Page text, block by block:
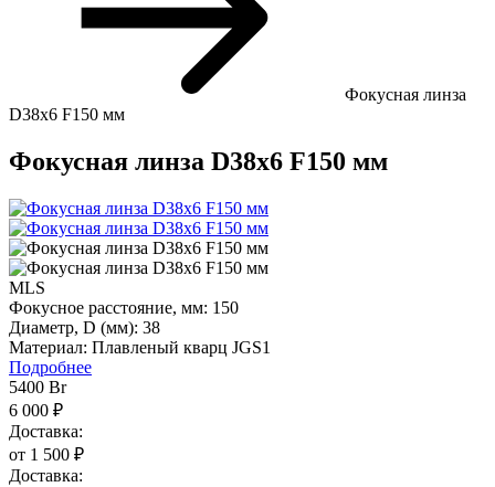
Фокусная линза
D38х6 F150 мм
Фокусная линза D38х6 F150 мм
MLS
Фокусное расстояние, мм: 150
Диаметр, D (мм): 38
Материал: Плавленый кварц JGS1
Подробнее
5400 Br
6 000 ₽
Доставка:
от 1 500 ₽
Доставка: